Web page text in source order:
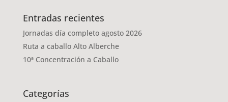
Entradas recientes
Jornadas día completo agosto 2026
Ruta a caballo Alto Alberche
10ª Concentración a Caballo
Categorías